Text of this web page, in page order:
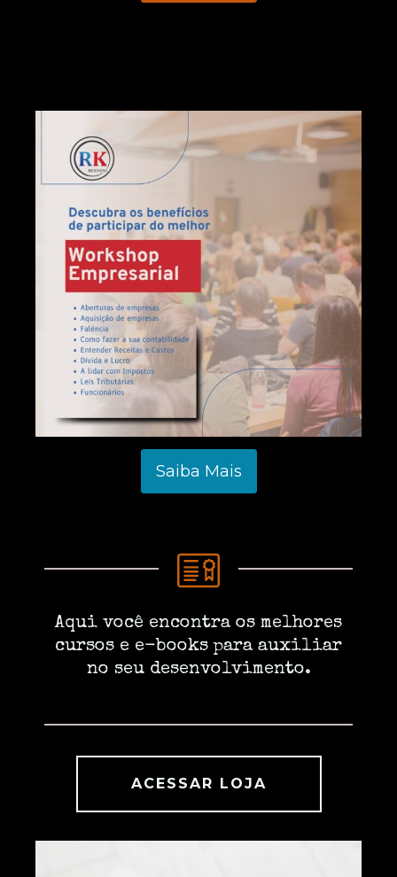
Saiba Mais
Aqui você encontra os melhores
cursos e e-books para auxiliar
no seu desenvolvimento.
ACESSAR LOJA